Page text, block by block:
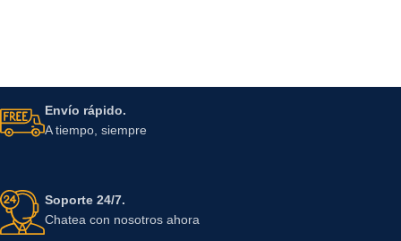
Envío rápido.
A tiempo, siempre
Soporte 24/7.
Chatea con nosotros ahora